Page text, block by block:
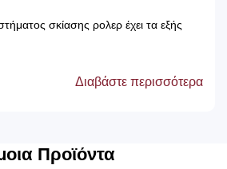
σκίασης ρολερ έχει τα εξής
νωπό βέτεξ ή με
Διαβάστε περισσότερα
Προϊόντα